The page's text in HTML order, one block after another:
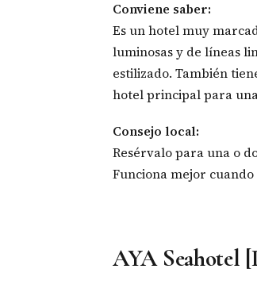
Conviene saber:
Es un hotel muy
luminosas y de líneas
estilizado. También
hotel principal para
Consejo local:
Resérvalo para una o
Funciona mejor
AYA Seahotel